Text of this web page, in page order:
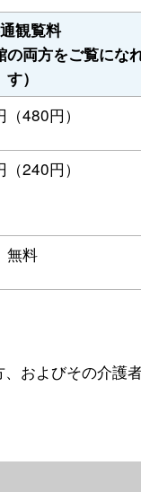
観覧料
の両方をご覧にな
す）
480円）
240円）
無料
およびその介護